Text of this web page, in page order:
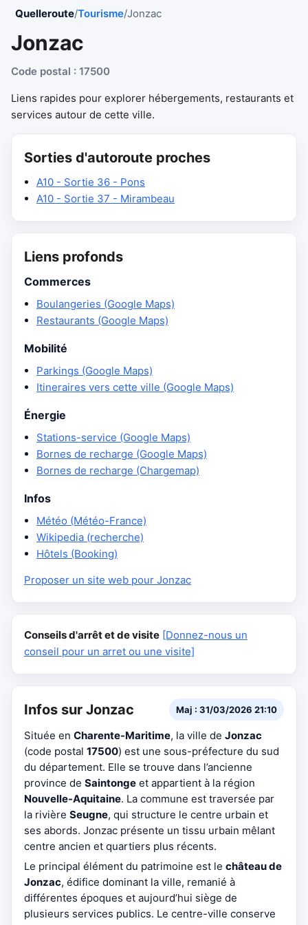
Quelleroute/Tourisme/Jonzac
Jonzac
Code postal : 17500
Liens rapides pour explorer hébergements, restaurants et
services autour de cette ville.
Sorties d'autoroute proches
A10 - Sortie 36 - Pons
A10 - Sortie 37 - Mirambeau
Liens profonds
Commerces
Boulangeries (Google Maps)
Restaurants (Google Maps)
Mobilité
Parkings (Google Maps)
Itineraires vers cette ville (Google Maps)
Énergie
Stations-service (Google Maps)
Bornes de recharge (Google Maps)
Bornes de recharge (Chargemap)
Infos
Météo (Météo-France)
Wikipedia (recherche)
Hôtels (Booking)
Proposer un site web pour Jonzac
Conseils d'arrêt et de visite [Donnez-nous un
conseil pour un arret ou une visite]
Infos sur Jonzac Maj : 31/03/2026 21:10
Située en Charente-Maritime, la ville de Jonzac
(code postal 17500) est une sous-préfecture du sud
du département. Elle se trouve dans l’ancienne
province de Saintonge et appartient à la région
Nouvelle-Aquitaine. La commune est traversée par
la rivière Seugne, qui structure le centre urbain et
ses abords. Jonzac présente un tissu urbain mêlant
centre ancien et quartiers plus récents.
Le principal élément du patrimoine est le château de
Jonzac, édifice dominant la ville, remanié à
différentes époques et aujourd’hui siège de
plusieurs services publics. Le centre-ville conserve